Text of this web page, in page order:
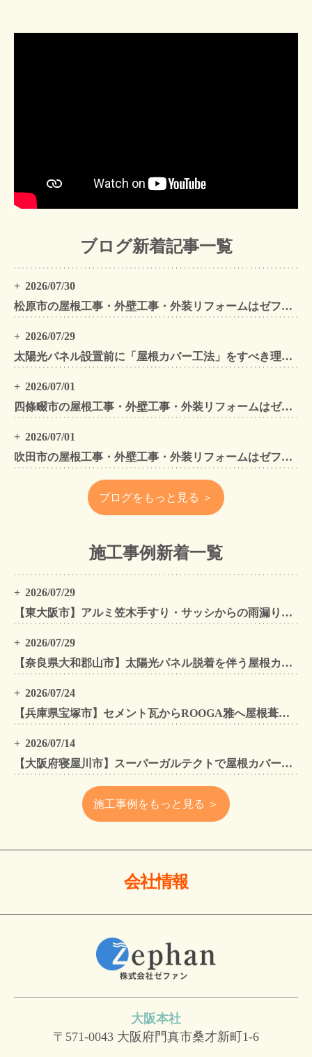
ブログ新着記事一覧
2026/07/30
松原市の屋根工事・外壁工事・外装リフォームはゼファン！松原市内の工事事例もご紹介
2026/07/29
太陽光パネル設置前に「屋根カバー工法」をすべき理由！葺き替えとの違いや費用・雨漏り対策をプロが解説
2026/07/01
四條畷市の屋根工事・外壁工事・外装リフォームはゼファン！四條畷内の工事事例もご紹介
2026/07/01
吹田市の屋根工事・外壁工事・外装リフォームはゼファン！吹田市内の工事事例もご紹介
ブログをもっと見る ＞
施工事例新着一覧
2026/07/29
【東大阪市】アルミ笠木手すり・サッシからの雨漏りを解消｜外壁金属サイディングカバー工法
2026/07/29
【奈良県大和郡山市】太陽光パネル脱着を伴う屋根カバー工法・外壁カバー工法・外壁塗装工事｜スーパーガルテクト施工事例
2026/07/24
【兵庫県宝塚市】セメント瓦からROOGA雅へ屋根葺き替え モダングレーで軽量化・外壁塗装も同時施工
2026/07/14
【大阪府寝屋川市】スーパーガルテクトで屋根カバー工法・外壁塗装・雨樋工事｜住まいをトータルリフォームした施工事例
施工事例をもっと見る ＞
会社情報
大阪本社
〒571-0043 大阪府門真市桑才新町1-6